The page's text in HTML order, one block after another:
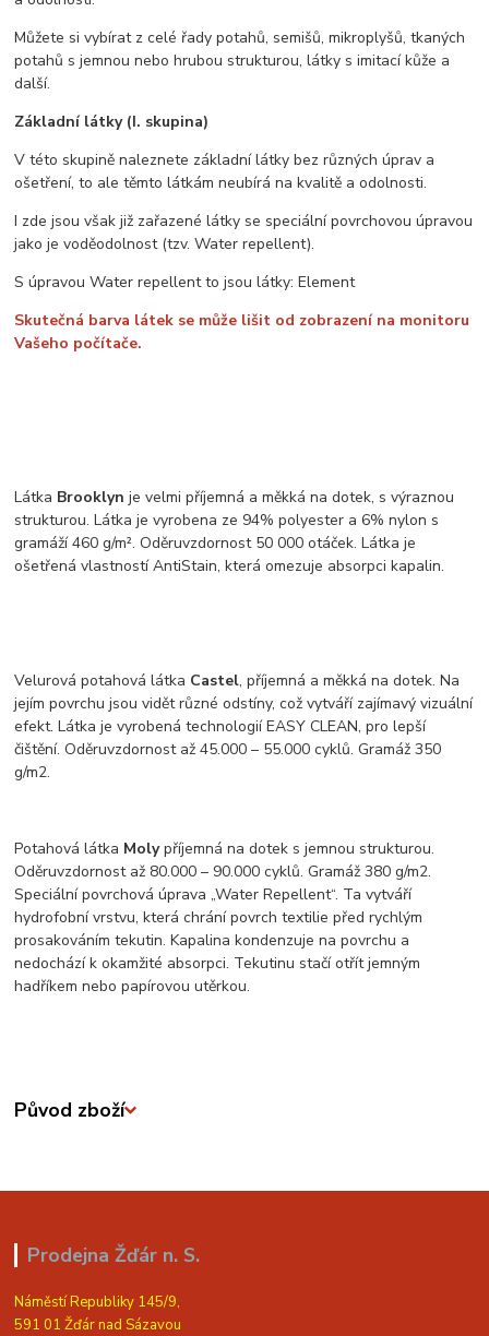
Můžete si vybírat z celé řady potahů, semišů, mikroplyšů, tkaných
potahů s jemnou nebo hrubou strukturou, látky s imitací kůže a
další.
Základní látky (I. skupina)
V této skupině naleznete základní látky bez různých úprav a
ošetření, to ale těmto látkám neubírá na kvalitě a odolnosti.
I zde jsou však již zařazené látky se speciální povrchovou úpravou
jako je voděodolnost (tzv. Water repellent).
S úpravou Water repellent to jsou látky: Element
Skutečná barva látek se může lišit od zobrazení na monitoru
Vašeho počítače.
Látka Brooklyn je velmi příjemná a měkká na dotek, s výraznou
strukturou. Látka je vyrobena ze 94% polyester a 6% nylon s
gramáží 460 g/m². Oděruvzdornost 50 000 otáček. Látka je
ošetřená vlastností AntiStain, která omezuje absorpci kapalin.
Velurová potahová látka Castel, příjemná a měkká na dotek. Na
jejím povrchu jsou vidět různé odstíny, což vytváří zajímavý vizuální
efekt. Látka je vyrobená technologií EASY CLEAN, pro lepší
čištění. Oděruvzdornost až 45.000 – 55.000 cyklů. Gramáž 350
g/m2.
Potahová látka Molypříjemná na dotek s jemnou strukturou.
Oděruvzdornost až 80.000 – 90.000 cyklů. Gramáž 380 g/m2.
Speciální povrchová úprava „Water Repellent“. Ta vytváří
hydrofobní vrstvu, která chrání povrch textilie před rychlým
prosakováním tekutin. Kapalina kondenzuje na povrchu a
nedochází k okamžité absorpci. Tekutinu stačí otřít jemným
hadříkem nebo papírovou utěrkou.
Původ zboží
Prodejna Žďár n. S.
Náměstí Republiky 145/9,
591 01 Žďár nad Sázavou